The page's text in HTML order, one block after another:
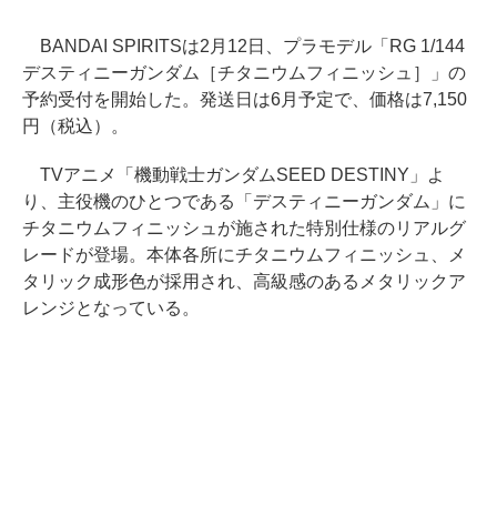
BANDAI SPIRITSは2月12日、プラモデル「RG 1/144
デスティニーガンダム［チタニウムフィニッシュ］」の
予約受付を開始した。発送日は6月予定で、価格は7,150
円（税込）。
TVアニメ「機動戦士ガンダムSEED DESTINY」よ
り、主役機のひとつである「デスティニーガンダム」に
チタニウムフィニッシュが施された特別仕様のリアルグ
レードが登場。本体各所にチタニウムフィニッシュ、メ
タリック成形色が採用され、高級感のあるメタリックア
レンジとなっている。